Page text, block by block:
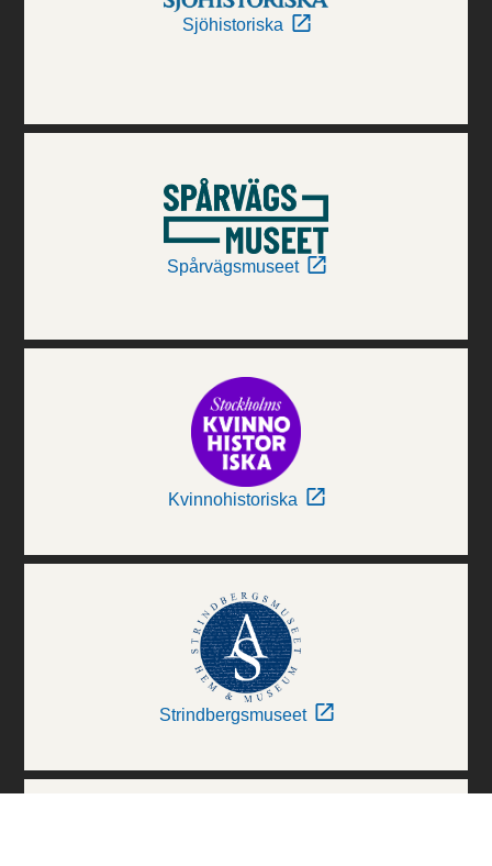
Sjöhistoriska
Spårvägsmuseet
Kvinnohistoriska
Strindbergsmuseet